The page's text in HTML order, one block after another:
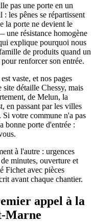
pas une porte en un
les pênes se répartissent
la porte ne devient le
résistance homogène
explique pourquoi nous
de produits quand un
renforcer son entrée.
vaste, et nos pages
détaille Chessy, mais
de Melun, la
en passant par les villes
votre commune n'a pas
bonne porte d'entrée :
à l'autre : urgences
minutes, ouverture et
Fichet avec pièces
avant chaque chantier.
appel à la
Marne